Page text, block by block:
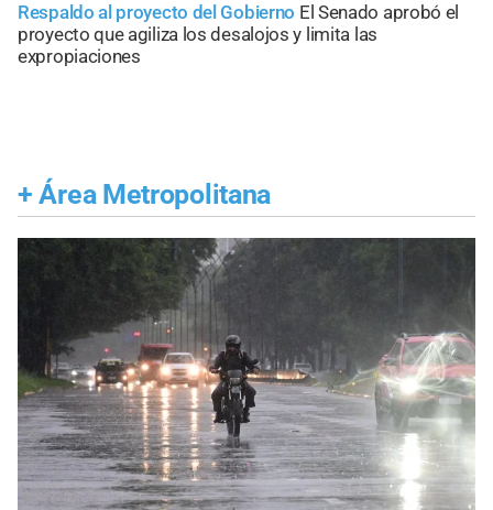
Respaldo al proyecto del Gobierno El Senado aprobó el
proyecto que agiliza los desalojos y limita las
expropiaciones
+ Área Metropolitana